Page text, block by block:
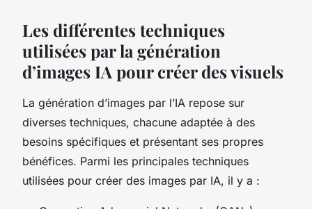
Les différentes techniques
utilisées par la génération
d’images IA pour créer des visuels
La génération d’images par l’IA repose sur
diverses techniques, chacune adaptée à des
besoins spécifiques et présentant ses propres
bénéfices. Parmi les principales techniques
utilisées pour créer des images par IA, il y a :